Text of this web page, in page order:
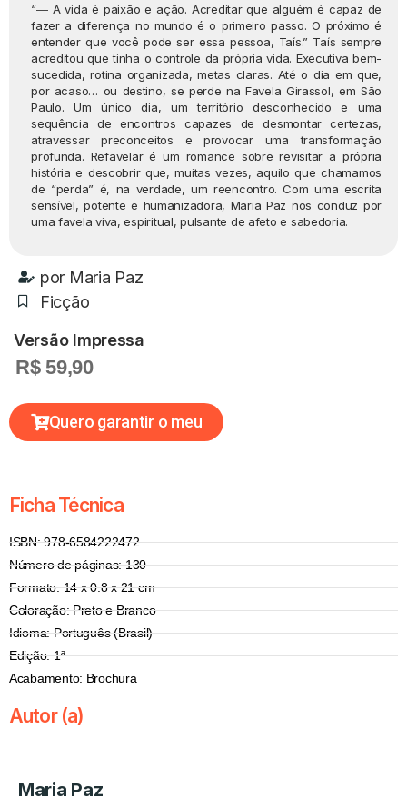
“― A vida é paixão e ação. Acreditar que alguém é capaz de
fazer a diferença no mundo é o primeiro passo. O próximo é
entender que você pode ser essa pessoa, Taís.” Taís sempre
acreditou que tinha o controle da própria vida. Executiva bem-
sucedida, rotina organizada, metas claras. Até o dia em que,
por acaso… ou destino, se perde na Favela Girassol, em São
Paulo. Um único dia, um território desconhecido e uma
sequência de encontros capazes de desmontar certezas,
atravessar preconceitos e provocar uma transformação
profunda. Refavelar é um romance sobre revisitar a própria
história e descobrir que, muitas vezes, aquilo que chamamos
de “perda” é, na verdade, um reencontro. Com uma escrita
sensível, potente e humanizadora, Maria Paz nos conduz por
uma favela viva, espiritual, pulsante de afeto e sabedoria.
por Maria Paz
Ficção
Versão Impressa
R$ 59,90
Quero garantir o meu
Ficha Técnica
ISBN: 978-6584222472
Número de páginas: 130
Formato: 14 x 0.8 x 21 cm
Coloração: Preto e Branco
Idioma: Português (Brasil)
Edição: 1ª
Acabamento: Brochura
Autor (a)
Maria Paz